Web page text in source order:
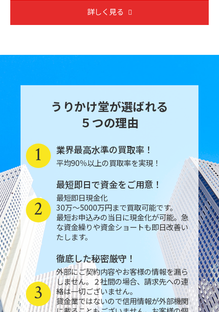
詳しく見る
うりかけ堂が選ばれる
５つの理由
業界最高水準の買取率！
平均90％以上の買取率を実現！
1
最短即日で資金をご用意！
最短即日現金化
30万～5000万円まで買取可能です。
最短お申込みの当日に現金化が可能。急
な資金繰りや資金ショートも即日改善い
たします。
2
徹底した秘密厳守！
外部にご契約内容やお客様の情報を漏ら
しません。２社間の場合、請求先への連
絡は一切ございません。
貸金業ではないので信用情報が外部機関
3